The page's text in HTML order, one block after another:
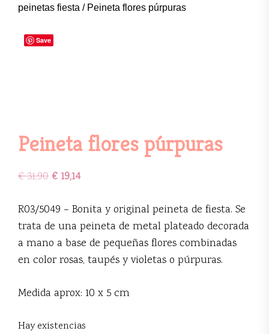
peinetas fiesta / Peineta flores púrpuras
Save
Peineta flores púrpuras
€31,90€ 19,14
R03/5049 – Bonita y original peineta de fiesta. Se
trata de una peineta de metal plateado decorada
a mano a base de pequeñas flores combinadas
en color rosas, taupés y violetas o púrpuras.
Medida aprox: 10 x 5 cm
Hay existencias